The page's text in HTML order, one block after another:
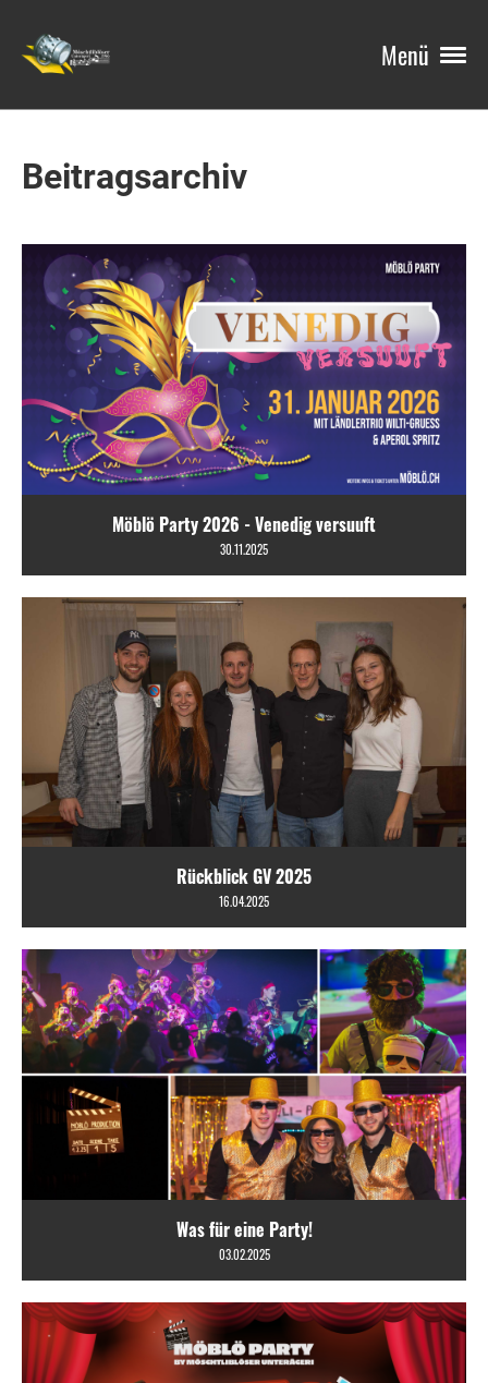
Menü
Beitragsarchiv
Möblö Party 2026 - Venedig versuuft
30.11.2025
Rückblick GV 2025
16.04.2025
Was für eine Party!
03.02.2025